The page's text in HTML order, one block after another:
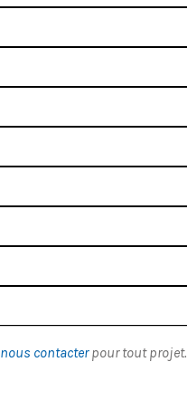
nous contacterpour tout projet.